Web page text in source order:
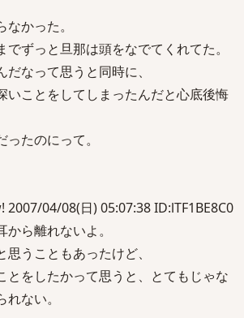
かった。
ずっと旦那は頭をなでてくれてた。
なって思うと同時に、
いことをしてしまったんだと心底後悔
たのにって。
2007/04/08(日) 05:07:38 ID:lTF1BE8C0
ら離れないよ。
うこともあったけど、
とをしたかって思うと、とてもじゃな
ない。